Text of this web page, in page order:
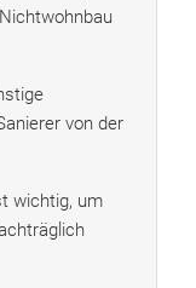
von der
wichtig, um